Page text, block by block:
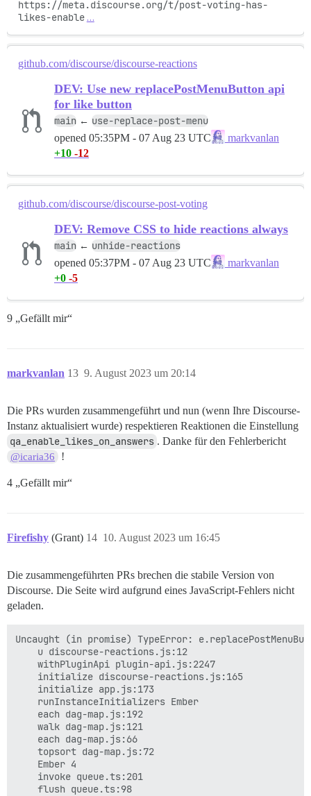
https://meta.discourse.org/t/post-voting-has-
likes-enable …
github.com/discourse/discourse-reactions
DEV: Use new replacePostMenuButton api
for like button
main ← use-replace-post-menu
opened 05:35PM - 07 Aug 23 UTC
markvanlan
+10 -12
github.com/discourse/discourse-post-voting
DEV: Remove CSS to hide reactions always
main ← unhide-reactions
opened 05:37PM - 07 Aug 23 UTC
markvanlan
+0 -5
9 „Gefällt mir“
markvanlan 9. August 2023 um 20:14
13
Die PRs wurden zusammengeführt und nun (wenn Ihre Discourse-
Instanz aktualisiert wurde) respektieren Reaktionen die Einstellung
qa_enable_likes_on_answers . Danke für den Fehlerbericht
@icaria36 !
4 „Gefällt mir“
Firefishy (Grant) 10. August 2023 um 16:45
14
Die zusammengeführten PRs brechen die stabile Version von
Discourse. Die Seite wird aufgrund eines JavaScript-Fehlers nicht
geladen.
Uncaught (in promise) TypeError:
    u discourse-reactions.js:12
    withPluginApi plugin-api.js:2247
    initialize discourse-reactions.js:165
    initialize app.js:173
    runInstanceInitializers Ember
    each dag-map.js:192
    walk dag-map.js:121
    each dag-map.js:66
    topsort dag-map.js:72
    Ember 4
    invoke queue.ts:201
    flush queue.ts:98